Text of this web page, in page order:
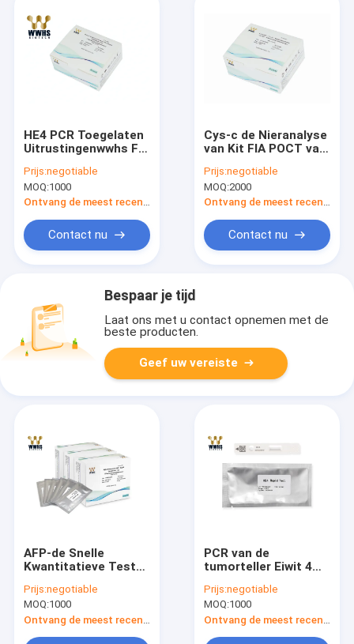
HE4 PCR Toegelaten
Uitrustingenwwhs FIA
Test Kit OEM in real
time
Prijs:negotiable
MOQ:1000
Ontvang de meest recente Prijs
Contact nu
Cys-c de Nieranalyse
van Kit FIA POCT van
Snelle Kwantitatieve
Test
Prijs:negotiable
MOQ:2000
Ontvang de meest recente Prijs
Contact nu
Bespaar je tijd
Laat ons met u contact opnemen met de
beste producten.
Geef uw vereiste
AFP-de Snelle
Kwantitatieve Test
Immunoassay van de
Tumorteller
Prijs:negotiable
MOQ:1000
PCR van de
tumorteller Eiwit 4
time van de
Uitrustingen de
Menselijke Bijbal
Prijs:negotiable
MOQ:1000